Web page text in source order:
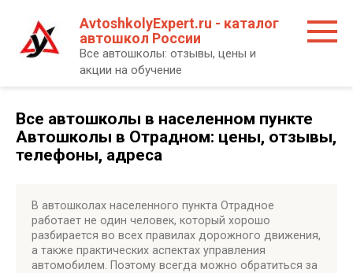
контенту
AvtoshkolyExpert.ru - каталог
автошкол России
Все автошколы: отзывы, цены и
акции на обучение
Все автошколы в населенном пункте
Автошколы в Отрадном: цены, отзывы,
телефоны, адреса
В автошколах населенного пункта Отрадное
работает не один человек, который хорошо
разбирается во всех правилах дорожного движения,
а также практических аспектах управления
автомобилем. Поэтому всегда можно обратиться за